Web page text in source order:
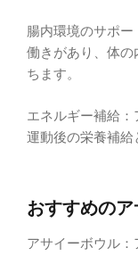
腸内環境のサポ
働きがあり、体
ちます。
エネルギー補給
運動後の栄養補給
おすすめの
アサイーボウル